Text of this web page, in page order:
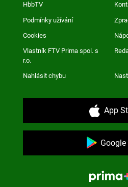
HbbTV
Podmínky užívání
Cookies
Vlastník FTV Prima spol. s
r.o.
Nahlásit chybu
App